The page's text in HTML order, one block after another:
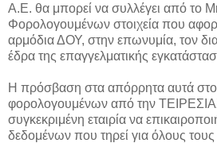
Α.Ε. θα μπορεί να συλλέγει από το
Φορολογουμένων στοιχεία που
αρμόδια ΔΟΥ, στην επωνυμία, τον
έδρα της επαγγελματικής
Η πρόσβαση στα απόρρητα αυτά
φορολογουμένων από την
συγκεκριμένη εταιρία να
δεδομένων που τηρεί για όλους